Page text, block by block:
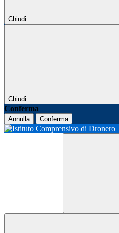
Chiudi
Chiudi
Conferma
Annulla Conferma